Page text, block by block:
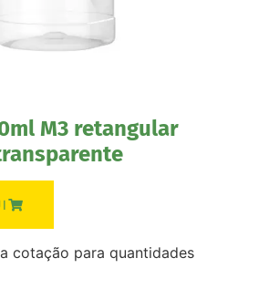
M3 retangular
cotação para quantidades